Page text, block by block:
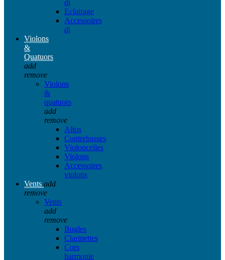
dj
Eclairage
Accessoires
dj
Violons
&
Quatuors
add
remove
Violons
&
quatuors
add
remove
Altos
Contrebasses
Violoncelles
Violons
Accessoires
violons
Vents add
remove
Vents
add
remove
Bugles
Clarinettes
Cors
harmonie